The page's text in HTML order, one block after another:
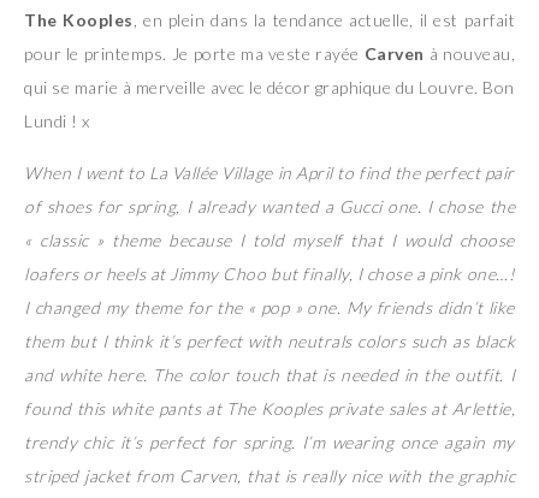
The Kooples, en plein dans la tendance actuelle, il est parfait
pour le printemps. Je porte ma veste rayée Carven à nouveau,
qui se marie à merveille avec le décor graphique du Louvre. Bon
Lundi ! x
When I went to La Vallée Village in April to find the perfect pair
of shoes for spring, I already wanted a Gucci one. I chose the
« classic » theme because I told myself that I would choose
loafers or heels at Jimmy Choo but finally, I chose a pink one…!
I changed my theme for the « pop » one. My friends didn’t like
them but I think it’s perfect with neutrals colors such as black
and white here. The color touch that is needed in the outfit. I
found this white pants at The Kooples private sales at Arlettie,
trendy chic it’s perfect for spring. I’m wearing once again my
striped jacket from Carven, that is really nice with the graphic